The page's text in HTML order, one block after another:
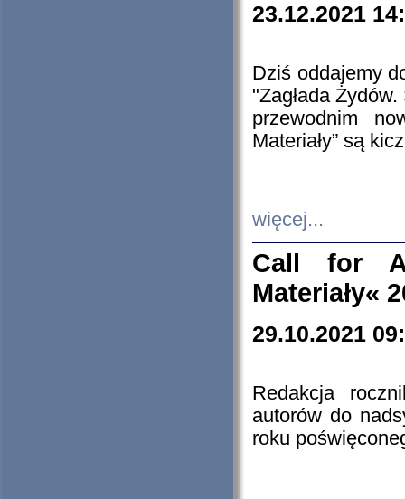
23.12.2021
Dziś oddajemy
"Zagłada
przewodnim
Materiały” są
więcej...
Call for
Materiały«
29.10.2021
Redakcja
autorów do
roku